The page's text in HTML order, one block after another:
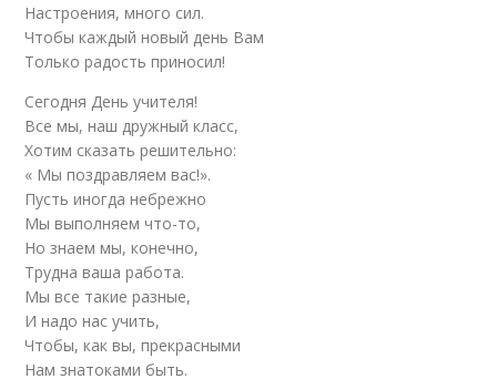
Настроения, много сил.
Чтобы каждый новый день Вам
Только радость приносил!
Сегодня День учителя!
Все мы, наш дружный класс,
Хотим сказать решительно:
« Мы поздравляем вас!».
Пусть иногда небрежно
Мы выполняем что-то,
Но знаем мы, конечно,
Трудна ваша работа.
Мы все такие разные,
И надо нас учить,
Чтобы, как вы, прекрасными
Нам знатоками быть.